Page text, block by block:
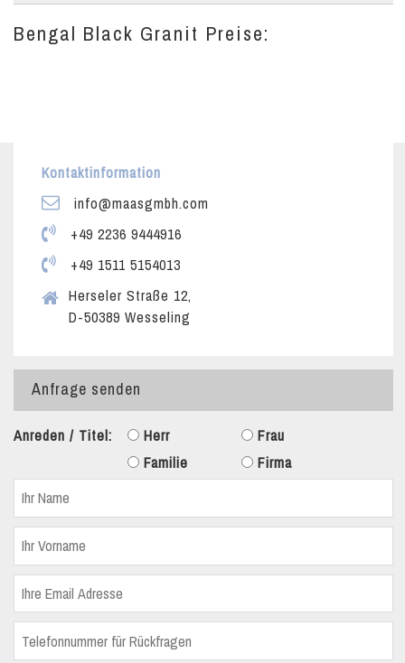
Bengal Black Granit Preise:
Kontaktinformation
info@maasgmbh.com
+49 2236 9444916
+49 1511 5154013
Herseler Straße 12,
D-50389 Wesseling
Anfrage senden
Anreden / Titel: Herr
Frau
Familie
Firma